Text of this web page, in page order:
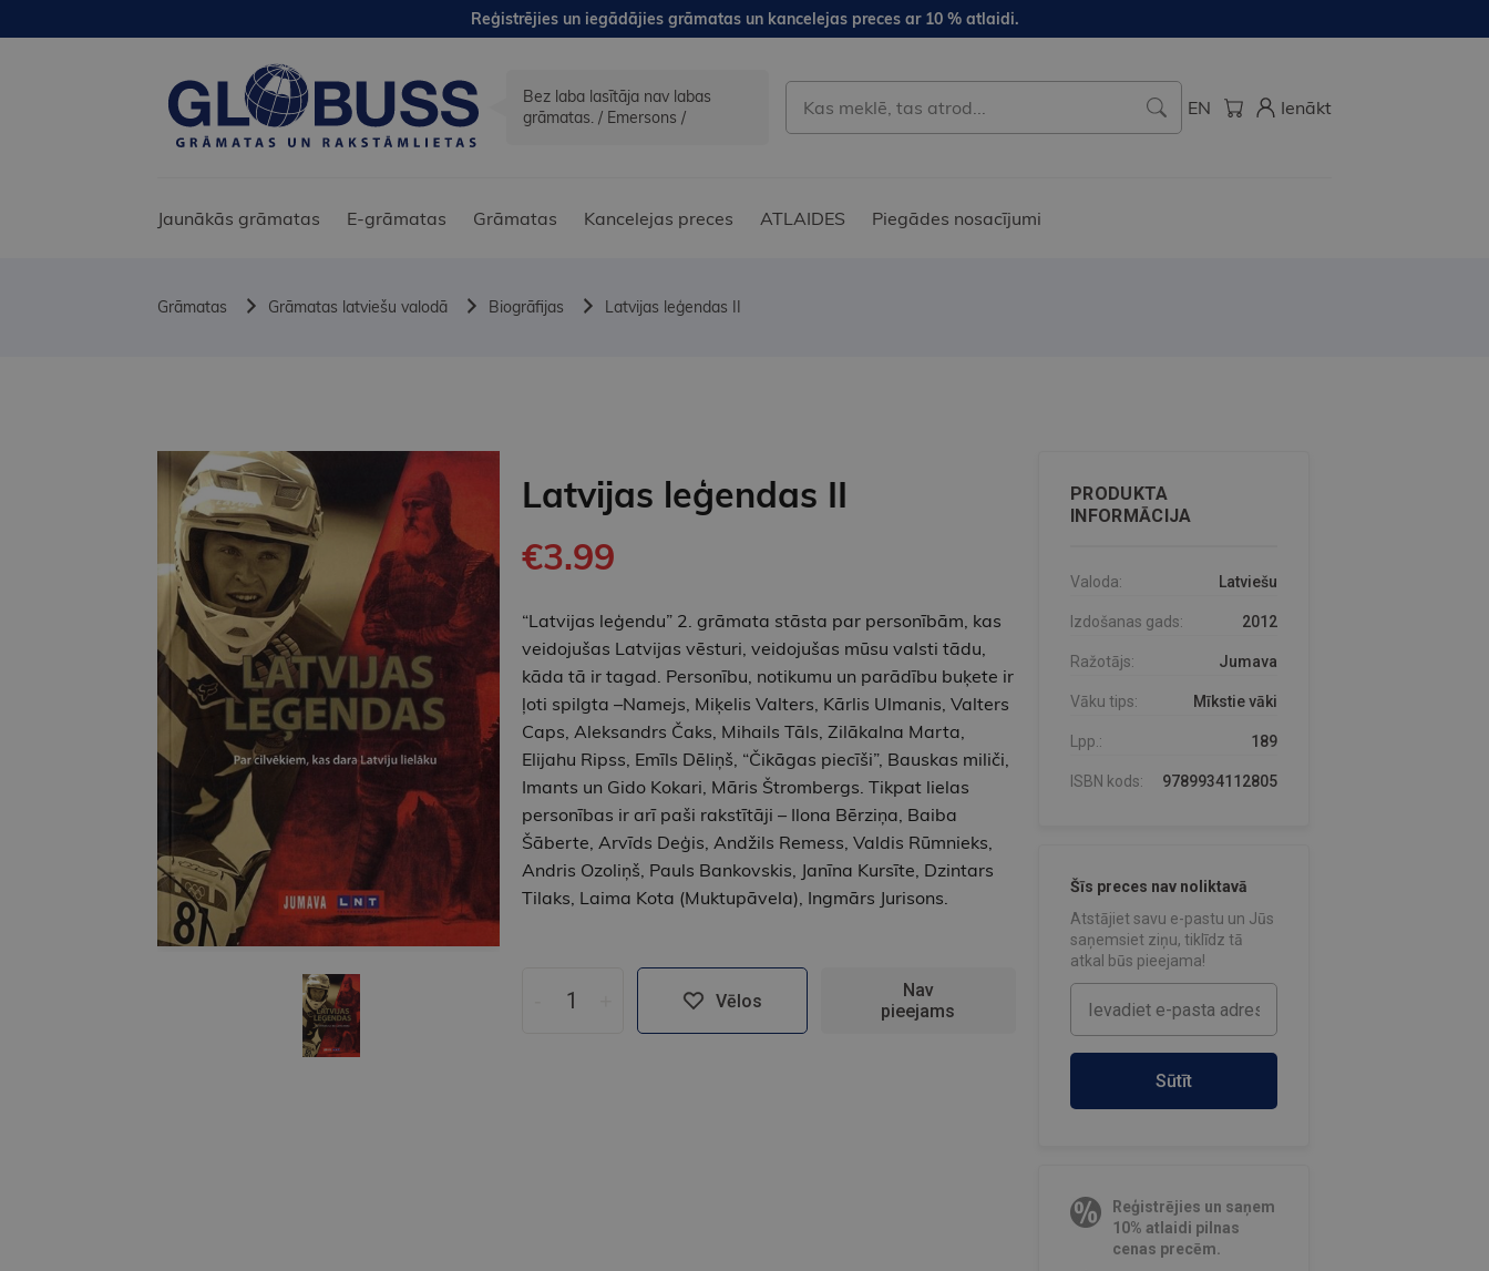
Reģistrējies un iegādājies grāmatas un kancelejas preces ar 10 % atlaidi.
Bez laba lasītāja nav labas
grāmatas. / Emersons /
EN Ienākt
Jaunākās grāmatas E-grāmatas Grāmatas Kancelejas preces ATLAIDES Piegādes nosacījumi
Grāmatas Grāmatas latviešu valodā Biogrāfijas Latvijas leģendas II
Latvijas leģendas II
€3.99
“Latvijas leģendu” 2. grāmata stāsta par personībām, kas
veidojušas Latvijas vēsturi, veidojušas mūsu valsti tādu,
kāda tā ir tagad. Personību, notikumu un parādību buķete ir
ļoti spilgta –Namejs, Miķelis Valters, Kārlis Ulmanis, Valters
Caps, Aleksandrs Čaks, Mihails Tāls, Zilākalna Marta,
Elijahu Ripss, Emīls Dēliņš, “Čikāgas piecīši”, Bauskas miliči,
Imants un Gido Kokari, Māris Štrombergs. Tikpat lielas
personības ir arī paši rakstītāji – Ilona Bērziņa, Baiba
Šāberte, Arvīds Deģis, Andžils Remess, Valdis Rūmnieks,
Andris Ozoliņš, Pauls Bankovskis, Janīna Kursīte, Dzintars
Tilaks, Laima Kota (Muktupāvela), Ingmārs Jurisons.
Vēlos
Nav
pieejams
PRODUKTA
INFORMĀCIJA
Valoda: Latviešu
Izdošanas gads: 2012
Ražotājs: Jumava
Vāku tips: Mīkstie vāki
Lpp.: 189
ISBN kods: 9789934112805
Šīs preces nav noliktavā
Atstājiet savu e-pastu un Jūs
saņemsiet ziņu, tiklīdz tā
atkal būs pieejama!
Sūtīt
Reģistrējies un saņem
10% atlaidi pilnas
cenas precēm.